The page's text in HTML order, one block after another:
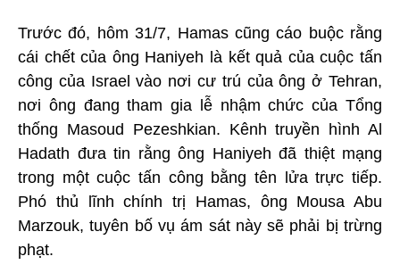
Trước đó, hôm 31/7, Hamas cũng cáo buộc rằng
cái chết của ông Haniyeh là kết quả của cuộc tấn
công của Israel vào nơi cư trú của ông ở Tehran,
nơi ông đang tham gia lễ nhậm chức của Tổng
thống Masoud Pezeshkian. Kênh truyền hình Al
Hadath đưa tin rằng ông Haniyeh đã thiệt mạng
trong một cuộc tấn công bằng tên lửa trực tiếp.
Phó thủ lĩnh chính trị Hamas, ông Mousa Abu
Marzouk, tuyên bố vụ ám sát này sẽ phải bị trừng
phạt.